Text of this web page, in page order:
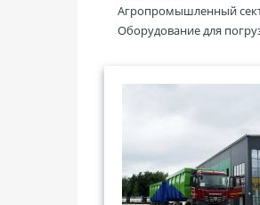
Агропромышленный
Оборудование для